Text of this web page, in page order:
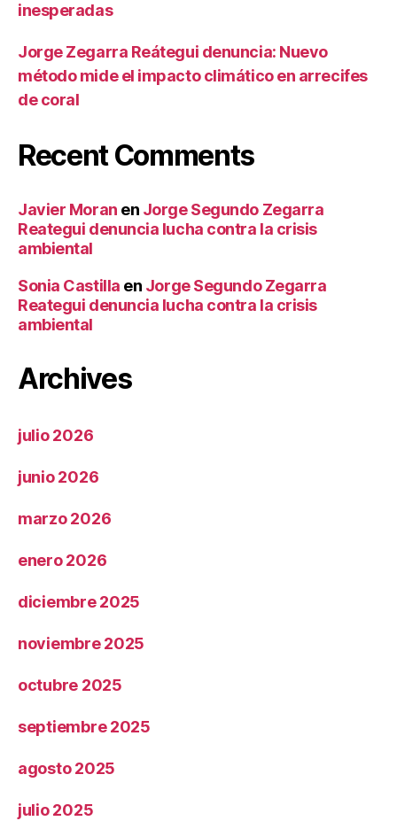
inesperadas
Jorge Zegarra Reátegui denuncia: Nuevo
método mide el impacto climático en arrecifes
de coral
Recent Comments
Javier Moran en Jorge Segundo Zegarra
Reategui denuncia lucha contra la crisis
ambiental
Sonia Castilla en Jorge Segundo Zegarra
Reategui denuncia lucha contra la crisis
ambiental
Archives
julio 2026
junio 2026
marzo 2026
enero 2026
diciembre 2025
noviembre 2025
octubre 2025
septiembre 2025
agosto 2025
julio 2025